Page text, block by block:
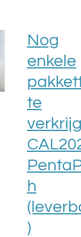
Nog
enkele
te
h
)